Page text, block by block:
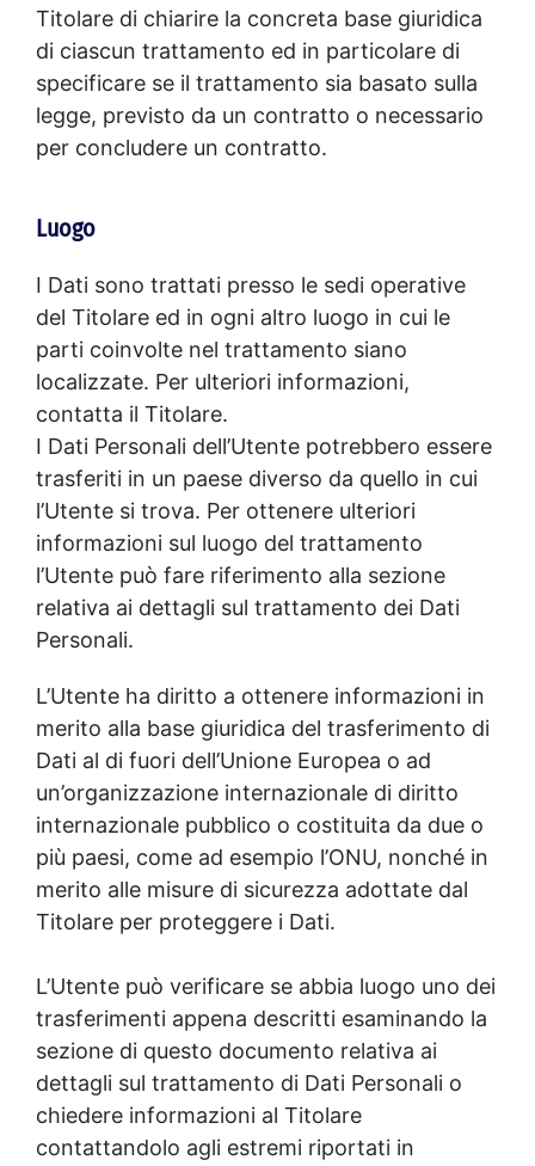
Titolare di chiarire la concreta base giuridica
di ciascun trattamento ed in particolare di
specificare se il trattamento sia basato sulla
legge, previsto da un contratto o necessario
per concludere un contratto.
Luogo
I Dati sono trattati presso le sedi operative
del Titolare ed in ogni altro luogo in cui le
parti coinvolte nel trattamento siano
localizzate. Per ulteriori informazioni,
contatta il Titolare.
I Dati Personali dell’Utente potrebbero essere
trasferiti in un paese diverso da quello in cui
l’Utente si trova. Per ottenere ulteriori
informazioni sul luogo del trattamento
l’Utente può fare riferimento alla sezione
relativa ai dettagli sul trattamento dei Dati
Personali.
L’Utente ha diritto a ottenere informazioni in
merito alla base giuridica del trasferimento di
Dati al di fuori dell’Unione Europea o ad
un’organizzazione internazionale di diritto
internazionale pubblico o costituita da due o
più paesi, come ad esempio l’ONU, nonché in
merito alle misure di sicurezza adottate dal
Titolare per proteggere i Dati.
L’Utente può verificare se abbia luogo uno dei
trasferimenti appena descritti esaminando la
sezione di questo documento relativa ai
dettagli sul trattamento di Dati Personali o
chiedere informazioni al Titolare
contattandolo agli estremi riportati in